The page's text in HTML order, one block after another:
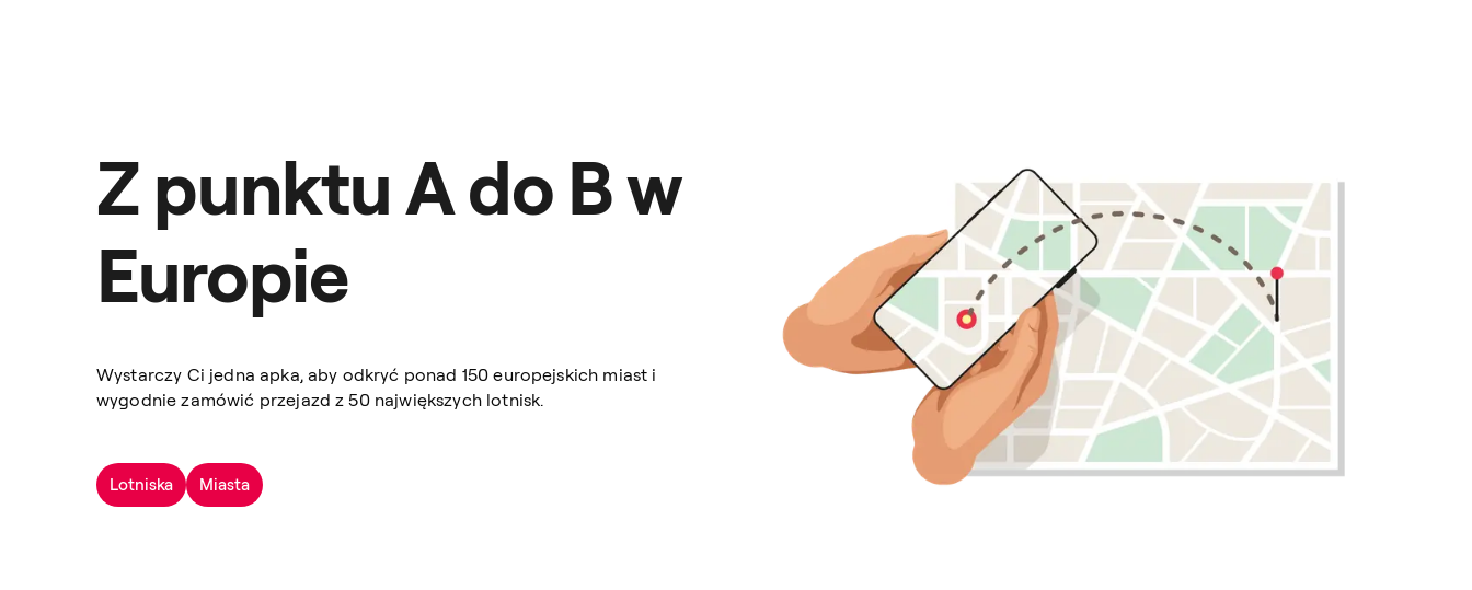
Z punktu A do B w
Europie
Wystarczy Ci jedna apka, aby odkryć ponad 150 europejskich miast i
wygodnie zamówić przejazd z 50 największych lotnisk.
Lotniska Miasta